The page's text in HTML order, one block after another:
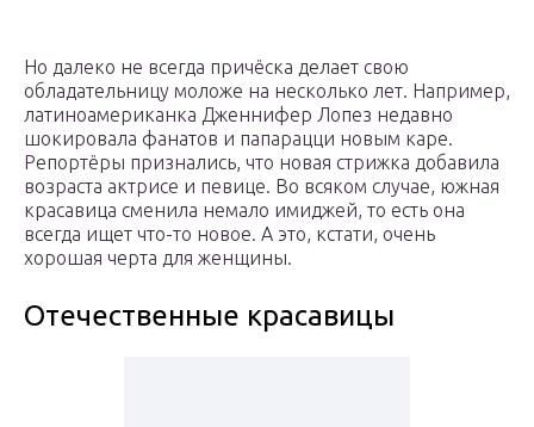
Но далеко не всегда причёска делает свою
обладательницу моложе на несколько лет. Например,
латиноамериканка Дженнифер Лопез недавно
шокировала фанатов и папарацци новым каре.
Репортёры признались, что новая стрижка добавила
возраста актрисе и певице. Во всяком случае, южная
красавица сменила немало имиджей, то есть она
всегда ищет что-то новое. А это, кстати, очень
хорошая черта для женщины.
Отечественные красавицы